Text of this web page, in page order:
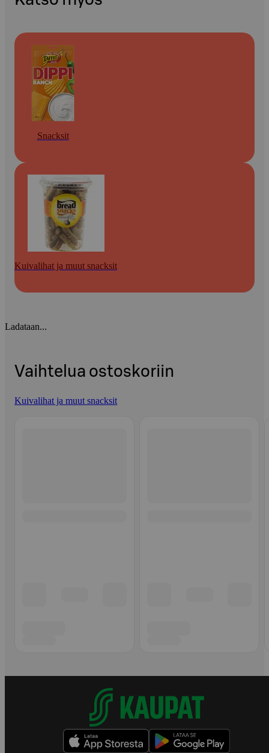
Snacksit
Kuivalihat ja muut snacksit
Ladataan...
Vaihtelua ostoskoriin
Kuivalihat ja muut snacksit